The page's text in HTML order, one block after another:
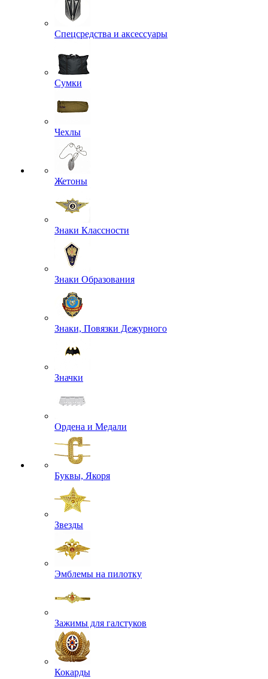
Спецсредства и аксессуары
Сумки
Чехлы
Жетоны
Знаки Классности
Знаки Образования
Знаки, Повязки Дежурного
Значки
Ордена и Медали
Буквы, Якоря
Звезды
Эмблемы на пилотку
Зажимы для галстуков
Кокарды